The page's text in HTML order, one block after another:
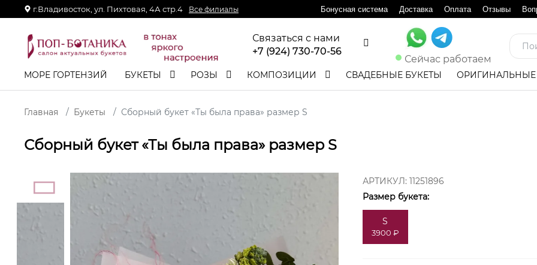
г.Владивосток, ул. Пихтовая, 4А стр.4 Все филиалы Бонусная система Доставка Оплата Отзывы
Связаться с нами
+7 (924) 730-70-56
Сейчас работаем
МОРЕ ГОРТЕНЗИЙ БУКЕТЫ РОЗЫ КОМПОЗИЦИИ СВАДЕБНЫЕ БУКЕТЫ
Главная Букеты Сборный букет «Ты была права» размер S
Сборный букет «Ты была права» размер S
АРТИКУЛ: 11251896
Размер букета:
S
3900 ₽